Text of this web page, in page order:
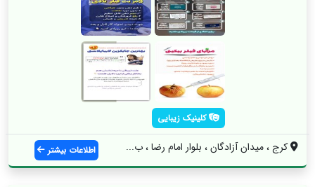
کلینیک زیبایی
کرج ، میدان آزادگان ، بلوار امام رضا ، ب... اطلاعات بیشتر